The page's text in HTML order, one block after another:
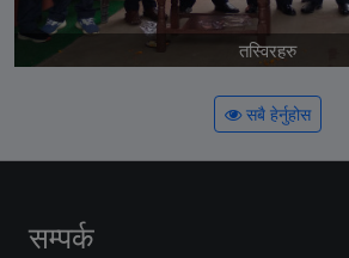
तस्विरहरु
सबै हेर्नुहोस
सम्पर्क